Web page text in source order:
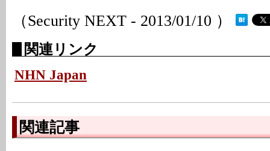
（Security NEXT - 2013/01/10 ）
関連リンク
NHN Japan
関連記事